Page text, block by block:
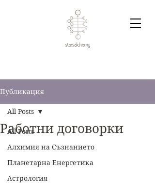
Публикация
All Posts
Алхимия на Съзнанието
Планетарна Енергетика
Астрология
All Posts
Работни договорки